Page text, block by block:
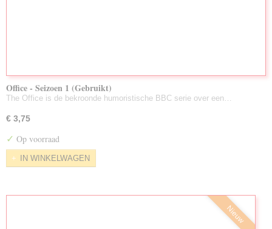
Office - Seizoen 1 (Gebruikt)
The Office is de bekroonde humoristische BBC serie over een…
€ 3,75
✓ Op voorraad
IN WINKELWAGEN
Nieuw